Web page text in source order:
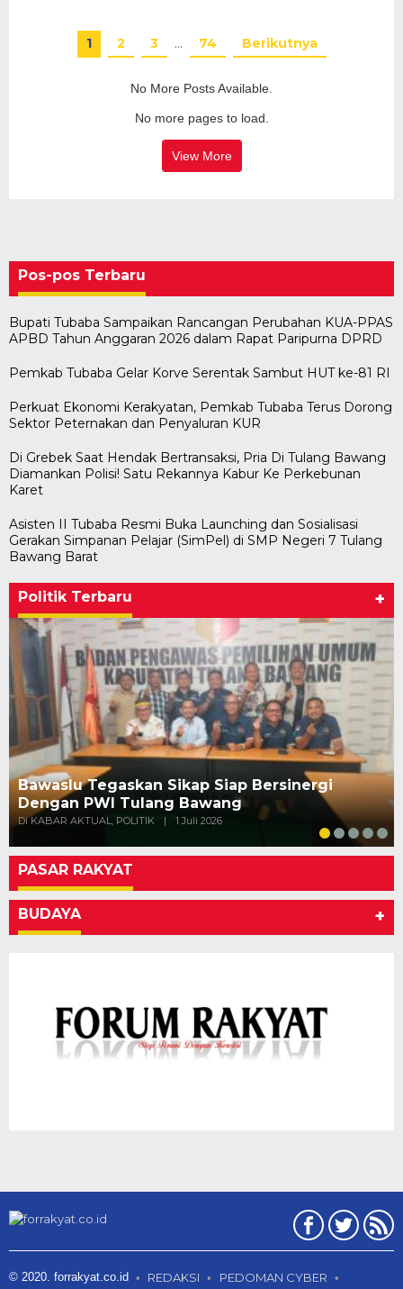
1 2 3 … 74 Berikutnya
No More Posts Available.
No more pages to load.
View More
Pos-pos Terbaru
Bupati Tubaba Sampaikan Rancangan Perubahan KUA-PPAS
APBD Tahun Anggaran 2026 dalam Rapat Paripurna DPRD
Pemkab Tubaba Gelar Korve Serentak Sambut HUT ke-81 RI
Perkuat Ekonomi Kerakyatan, Pemkab Tubaba Terus Dorong
Sektor Peternakan dan Penyaluran KUR
Di Grebek Saat Hendak Bertransaksi, Pria Di Tulang Bawang
Diamankan Polisi! Satu Rekannya Kabur Ke Perkebunan
Karet
Asisten II Tubaba Resmi Buka Launching dan Sosialisasi
Gerakan Simpanan Pelajar (SimPel) di SMP Negeri 7 Tulang
Bawang Barat
Politik Terbaru +
Bawaslu Tegaskan Sikap Siap Bersinergi
Dengan PWI Tulang Bawang
Di KABAR AKTUAL, POLITIK | 1 Juli 2026
PASAR RAKYAT
BUDAYA +
© 2020. forrakyat.co.id REDAKSI
PEDOMAN CYBER